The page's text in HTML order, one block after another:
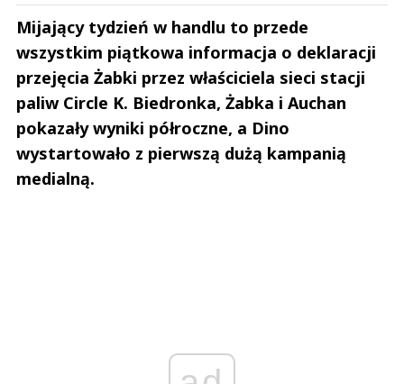
Mijający tydzień w handlu to przede
wszystkim piątkowa informacja o deklaracji
przejęcia Żabki przez właściciela sieci stacji
paliw Circle K. Biedronka, Żabka i Auchan
pokazały wyniki półroczne, a Dino
wystartowało z pierwszą dużą kampanią
medialną.